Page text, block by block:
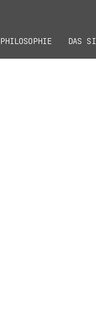
PHILOSOPHIE DAS